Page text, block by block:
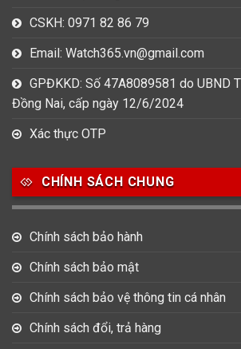
CSKH: 0971 82 86 79
Email: Watch365.vn@gmail.com
GPĐKKD: Số 47A8089581 do UBND
Đồng Nai, cấp ngày 12/6/2024
Xác thực OTP
CHÍNH SÁCH CHUNG
Chính sách bảo hành
Chính sách bảo mật
Chính sách bảo vệ thông tin cá nhân
Chính sách đổi, trả hàng